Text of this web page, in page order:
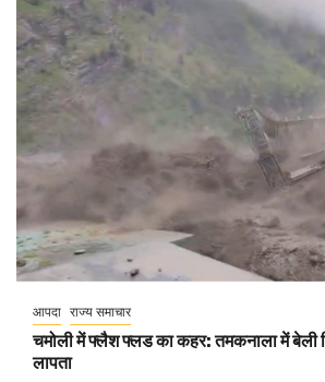
आपदा राज्य समाचार
चमोली में फ्लैश फ्लड का कहर: तमकनाला में बेली
लापता